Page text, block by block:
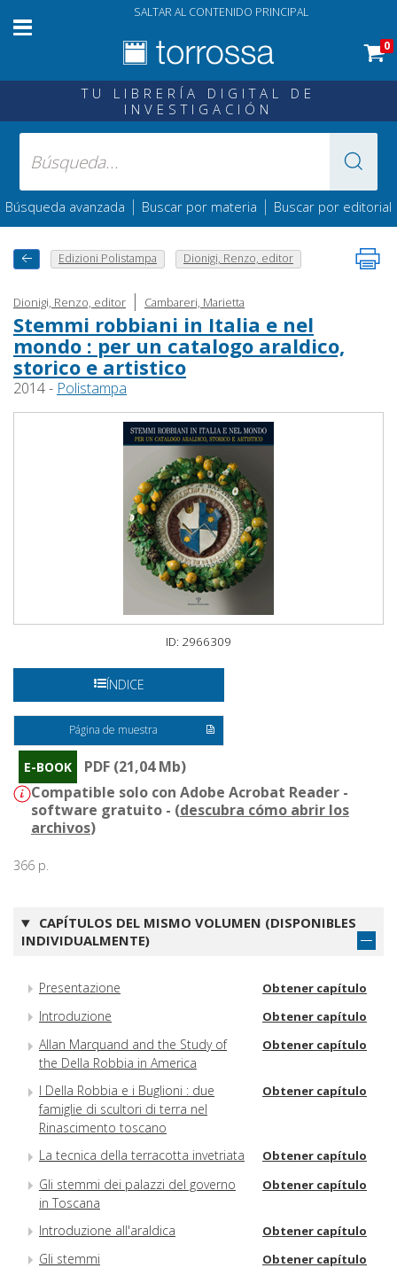
SALTAR AL CONTENIDO PRINCIPAL
0
TU LIBRERÍA DIGITAL DE
INVESTIGACIÓN
Búsqueda avanzada | Buscar por materia | Buscar por editorial
Edizioni Polistampa Dionigi, Renzo, editor
Dionigi, Renzo, editor | Cambareri, Marietta
Stemmi robbiani in Italia e nel
mondo : per un catalogo araldico,
storico e artistico
2014 - Polistampa
ID: 2966309
ÍNDICE
Página de muestra
E-BOOK
PDF (21,04 Mb)
Compatible solo con Adobe Acrobat Reader -
software gratuito - (descubra cómo abrir los
archivos)
366 p.
CAPÍTULOS DEL MISMO VOLUMEN (DISPONIBLES
INDIVIDUALMENTE)
Presentazione Obtener capítulo
Introduzione Obtener capítulo
Allan Marquand and the Study of
the Della Robbia in America
Obtener capítulo
I Della Robbia e i Buglioni : due
famiglie di scultori di terra nel
Rinascimento toscano
Obtener capítulo
La tecnica della terracotta invetriata Obtener capítulo
Gli stemmi dei palazzi del governo
in Toscana
Obtener capítulo
Introduzione all'araldica Obtener capítulo
Gli stemmi Obtener capítulo